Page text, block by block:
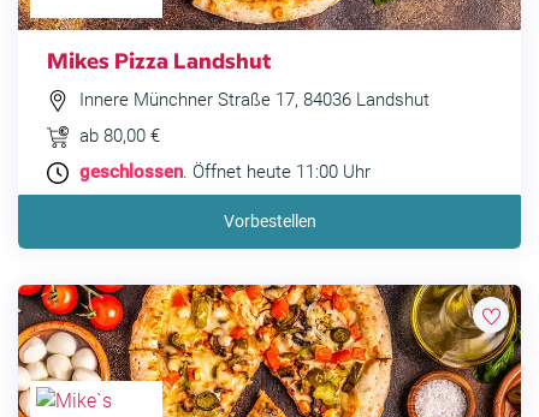
Mikes Pizza Landshut
Innere Münchner Straße 17, 84036 Landshut
ab 80,00 €
geschlossen. Öffnet heute 11:00 Uhr
Vorbestellen